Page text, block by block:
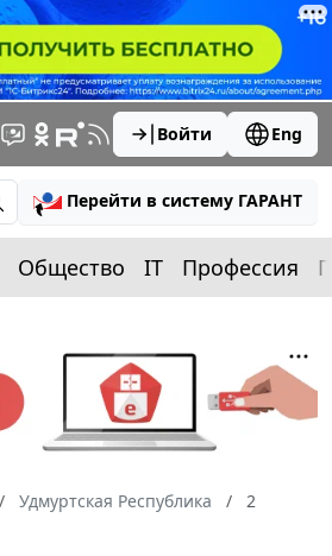
Войти Eng
Перейти в систему ГАРАНТ
Общество IT Профессия
Удмуртская Республика
2